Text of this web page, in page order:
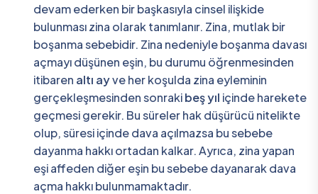
devam ederken bir başkasıyla cinsel ilişkide
bulunması zina olarak tanımlanır. Zina, mutlak bir
boşanma sebebidir. Zina nedeniyle boşanma davası
açmayı düşünen eşin, bu durumu öğrenmesinden
itibaren altı ayve her koşulda zina eyleminin
gerçekleşmesinden sonrakibeş yıl içinde harekete
geçmesi gerekir. Bu süreler hak düşürücü nitelikte
olup, süresi içinde dava açılmazsa bu sebebe
dayanma hakkı ortadan kalkar. Ayrıca, zina yapan
eşi affeden diğer eşin bu sebebe dayanarak dava
açma hakkı bulunmamaktadır.